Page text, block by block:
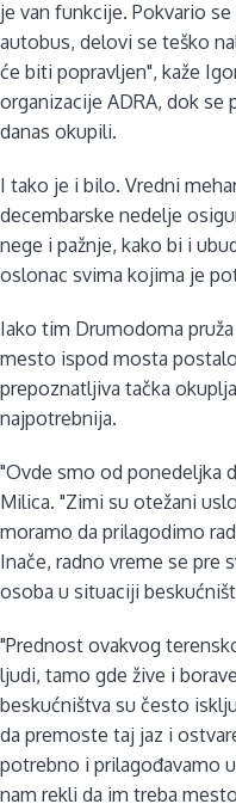
je van funkcije. Pokvario
autobus, delovi se teško
će biti popravljen", kaže
organizacije ADRA, dok se
danas okupili.
I tako je i bilo. Vredni
decembarske nedelje
nege i pažnje, kako bi i
oslonac svima kojima je
Iako tim Drumodoma
mesto ispod mosta
prepoznatljiva tačka
najpotrebnija.
"Ovde smo od ponedeljka
Milica. "Zimi su otežani
moramo da prilagodimo
Inače, radno vreme se pre
osoba u situaciji
"Prednost ovakvog
ljudi, tamo gde žive i
beskućništva su često
da premoste taj jaz i
potrebno i prilagođavamo
nam rekli da im treba